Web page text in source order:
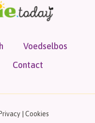
Voedselbos
Contact
Privacy| Cookies